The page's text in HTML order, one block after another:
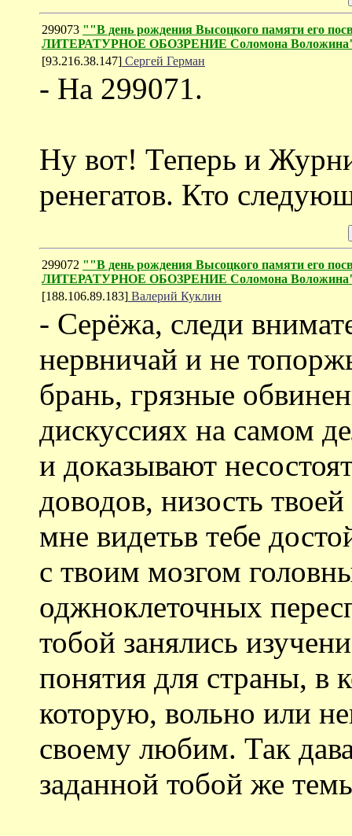
299073 ""В день рождения Высоцкого памяти его
ЛИТЕРАТУРНОЕ ОБОЗРЕНИЕ Соломона
[93.216.38.147] Сергей Герман
- На 299071.
Ну вот! Теперь и
ренегатов. Кто
299072 ""В день рождения Высоцкого памяти его
ЛИТЕРАТУРНОЕ ОБОЗРЕНИЕ Соломона
[188.106.89.183] Валерий Куклин
- Серёжа, следи
нервничай и не
брань, грязные
дискуссиях на самом
и доказывают
доводов, низость
мне видетьв тебе
с твоим мозгом
оджноклеточных
тобой занялись
понятия для страны, в
которую, вольно или
своему любим. Так
заданной тобой же